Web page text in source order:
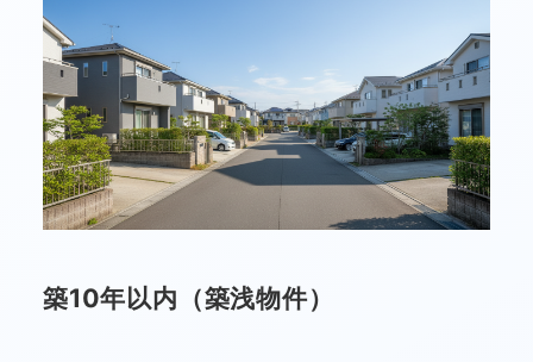
築10年以内（築浅物件）